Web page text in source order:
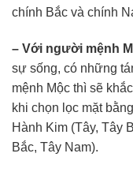
chính Bắc và chính
– Với người mệnh
sự sống, có những
mệnh Mộc thì sẽ
khi chọn lọc mặt
Hành Kim (Tây, Tây
Bắc, Tây Nam).